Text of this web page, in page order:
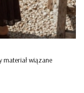
materiał wiązane